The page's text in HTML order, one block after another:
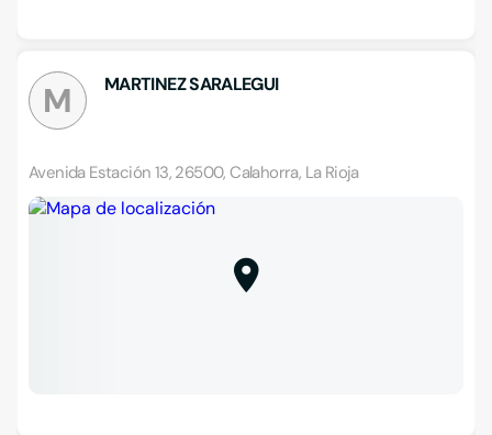
M MARTINEZ SARALEGUI
Avenida Estación 13, 26500, Calahorra, La Rioja